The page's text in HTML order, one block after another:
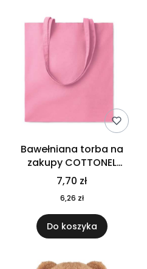
Bawełniana torba na
zakupy COTTONEL
COLOUR++ MO9846-11
7,70 zł
6,26 zł
Do koszyka